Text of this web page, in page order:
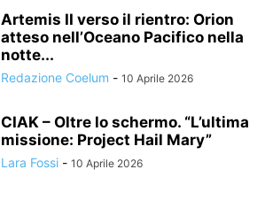
Artemis II verso il rientro: Orion
atteso nell’Oceano Pacifico nella
notte...
Redazione Coelum - 10 Aprile 2026
CIAK – Oltre lo schermo. “L’ultima
missione: Project Hail Mary”
Lara Fossi - 10 Aprile 2026